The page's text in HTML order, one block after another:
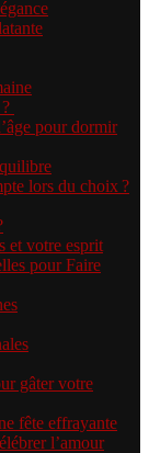
pour dormir
lors du choix ?
et votre esprit
pour Faire
gâter votre
fête effrayante
l’amour